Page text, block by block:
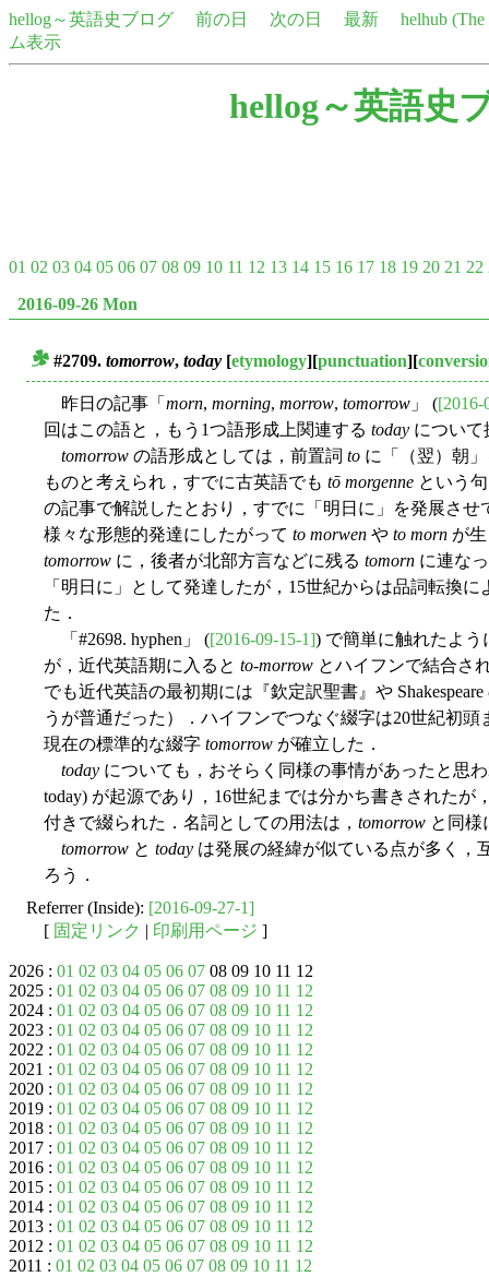
hellog～英語史ブログ 前の日 次の日 最新
helhub
ム表示
hellog～英語史
01 02 03 04 05 06 07 08 09 10 11 12 13 14 15 16 17 18 19 20 21 22
2016-09-26 Mon
#2709. tomorrow, today [etymology][punctuation][
昨日の記事「 morn, morning, morrow, tomorrow 」 ([2016-
回はこの語と，もう1つ語形成上関連する today について
tomorrow の語形成としては，前置詞 to に「（翌）朝
ものと考えられ，すでに古英語でも tō morgenne という
の記事で解説したとおり，すでに「明日に」を発展させ
様々な形態的発達にしたがって to morwen や to morn が
tomorrow に，後者が北部方言などに残る tomorn に連な
「明日に」として発達したが，15世紀からは品詞転換
た．
「#2698. hyphen」 ([2016-09-15-1]) で簡単に触れたよ
が，近代英語期に入ると to-morrow とハイフンで結合さ
でも近代英語の最初期には『欽定訳聖書』や
うが普通だった）．ハイフンでつなぐ綴字は20世紀初
現在の標準的な綴字 tomorrow が確立した．
today についても，おそらく同様の事情があったと思
today) が起源であり，16世紀までは分かち書きされたが
付きで綴られた．名詞としての用法は， tomorrow と同様
tomorrow と today は発展の経緯が似ている点が多く，
ろう．
Referrer (Inside): [2016-09-27-1]
[ 固定リンク | 印刷用ページ ]
2026 : 01 02 03 04 05 06 07 08 09 10 11 12
2025 : 01 02 03 04 05 06 07 08 09 10 11 12
2024 : 01 02 03 04 05 06 07 08 09 10 11 12
2023 : 01 02 03 04 05 06 07 08 09 10 11 12
2022 : 01 02 03 04 05 06 07 08 09 10 11 12
2021 : 01 02 03 04 05 06 07 08 09 10 11 12
2020 : 01 02 03 04 05 06 07 08 09 10 11 12
2019 : 01 02 03 04 05 06 07 08 09 10 11 12
2018 : 01 02 03 04 05 06 07 08 09 10 11 12
2017 : 01 02 03 04 05 06 07 08 09 10 11 12
2016 : 01 02 03 04 05 06 07 08 09 10 11 12
2015 : 01 02 03 04 05 06 07 08 09 10 11 12
2014 : 01 02 03 04 05 06 07 08 09 10 11 12
2013 : 01 02 03 04 05 06 07 08 09 10 11 12
2012 : 01 02 03 04 05 06 07 08 09 10 11 12
2011 : 01 02 03 04 05 06 07 08 09 10 11 12